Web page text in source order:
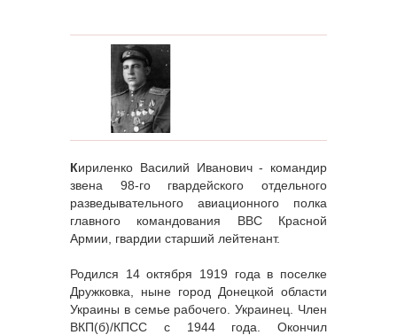
Кириленко Василий Иванович - командир
звена 98-го гвардейского отдельного
разведывательного авиационного полка
главного командования ВВС Красной
Армии, гвардии старший лейтенант.
Родился 14 октября 1919 года в поселке
Дружковка, ныне город Донецкой области
Украины в семье рабочего. Украинец. Член
ВКП(б)/КПСС с 1944 года. Окончил